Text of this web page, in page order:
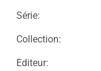
Série:
Collection:
Editeur: